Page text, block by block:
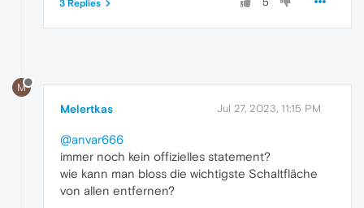
3 Replies
M
Melertkas Jul 27, 2023, 11:15 PM
@anvar666
immer noch kein offizielles statement?
wie kann man bloss die wichtigste Schaltfläche
von allen entfernen?